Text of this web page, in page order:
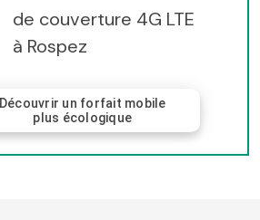
de couverture 4G LTE
à Rospez
Découvrir un forfait mobile
plus écologique